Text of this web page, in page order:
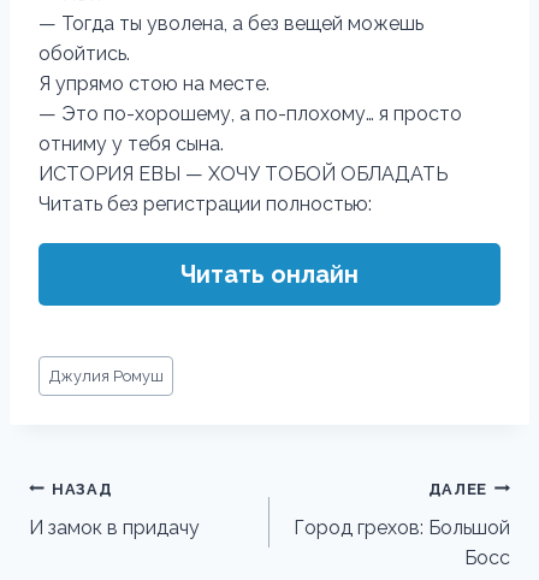
— Тогда ты уволена, а без вещей можешь
обойтись.
Я упрямо стою на месте.
— Это по-хорошему, а по-плохому… я просто
отниму у тебя сына.
ИСТОРИЯ ЕВЫ — ХОЧУ ТОБОЙ ОБЛАДАТЬ
Читать без регистрации полностью:
Читать онлайн
Метки
записи:
Джулия Ромуш
Навигация
по
НАЗАД
И замок в придачу
ДАЛЕЕ
Город грехов: Большой
Босс